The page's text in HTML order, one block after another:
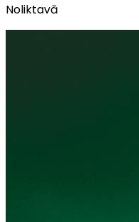
Noliktavā